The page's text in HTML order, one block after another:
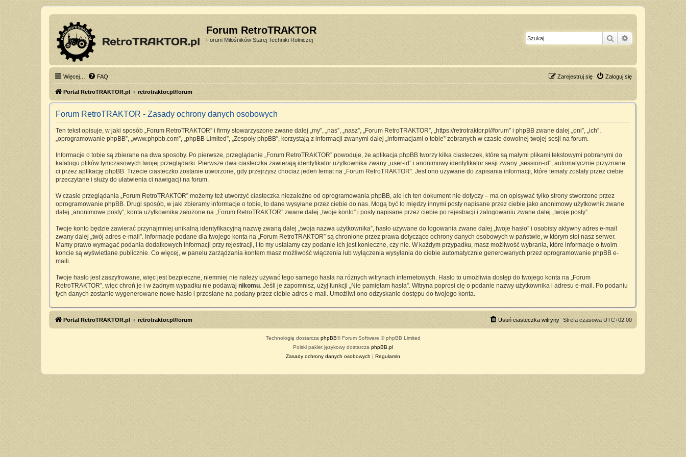
Forum RetroTRAKTOR
Forum Miłośników Starej Techniki Rolniczej Szukaj
Więcej… FAQ Zaloguj się
Zarejestruj się
Portal RetroTRAKTOR.pl retrotraktor.pl/forum
Forum RetroTRAKTOR - Zasady ochrony danych osobowych
Ten tekst opisuje, w jaki sposób „Forum RetroTRAKTOR” i firmy stowarzyszone zwane dalej „my”, „nas”, „nasz”, „Forum RetroTRAKTOR”, „https://retrotraktor.pl//forum” i phpBB zwane dalej „oni”, „ich”,
„oprogramowanie phpBB”, „www.phpbb.com”, „phpBB Limited”, „Zespoły phpBB”, korzystają z informacji zwanymi dalej „informacjami o tobie” zebranych w czasie dowolnej twojej sesji na forum.
Informacje o tobie są zbierane na dwa sposoby. Po pierwsze, przeglądanie „Forum RetroTRAKTOR” powoduje, że aplikacja phpBB tworzy kilka ciasteczek, które są małymi plikami tekstowymi pobranymi do
katalogu plików tymczasowych twojej przeglądarki. Pierwsze dwa ciasteczka zawierają identyfikator użytkownika zwany „user-id” i anonimowy identyfikator sesji zwany „session-id”, automatycznie przyznane
ci przez aplikację phpBB. Trzecie ciasteczko zostanie utworzone, gdy przejrzysz chociaż jeden temat na „Forum RetroTRAKTOR”. Jest ono używane do zapisania informacji, które tematy zostały przez ciebie
przeczytane i służy do ułatwienia ci nawigacji na forum.
W czasie przeglądania „Forum RetroTRAKTOR” możemy też utworzyć ciasteczka niezależne od oprogramowania phpBB, ale ich ten dokument nie dotyczy – ma on opisywać tylko strony stworzone przez
oprogramowanie phpBB. Drugi sposób, w jaki zbieramy informacje o tobie, to dane wysyłane przez ciebie do nas. Mogą być to między innymi posty napisane przez ciebie jako anonimowy użytkownik zwane
dalej „anonimowe posty”, konta użytkownika założone na „Forum RetroTRAKTOR” zwane dalej „twoje konto” i posty napisane przez ciebie po rejestracji i zalogowaniu zwane dalej „twoje posty”.
Twoje konto będzie zawierać przynajmniej unikalną identyfikacyjną nazwę zwaną dalej „twoja nazwa użytkownika”, hasło używane do logowania zwane dalej „twoje hasło” i osobisty aktywny adres e-mail
zwany dalej „twój adres e-mail”. Informacje podane dla twojego konta na „Forum RetroTRAKTOR” są chronione przez prawa dotyczące ochrony danych osobowych w państwie, w którym stoi nasz serwer.
Mamy prawo wymagać podania dodatkowych informacji przy rejestracji, i to my ustalamy czy podanie ich jest konieczne, czy nie. W każdym przypadku, masz możliwość wybrania, które informacje o twoim
koncie są wyświetlane publicznie. Co więcej, w panelu zarządzania kontem masz możliwość włączenia lub wyłączenia wysyłania do ciebie automatycznie generowanych przez oprogramowanie phpBB e-
maili.
Twoje hasło jest zaszyfrowane, więc jest bezpieczne, niemniej nie należy używać tego samego hasła na różnych witrynach internetowych. Hasło to umożliwia dostęp do twojego konta na „Forum
RetroTRAKTOR”, więc chroń je i w żadnym wypadku nie podawaj nikomu. Jeśli je zapomnisz, użyj funkcji „Nie pamiętam hasła”. Witryna poprosi cię o podanie nazwy użytkownika i adresu e-mail. Po podaniu
tych danych zostanie wygenerowane nowe hasło i przesłane na podany przez ciebie adres e-mail. Umożliwi ono odzyskanie dostępu do twojego konta.
Portal RetroTRAKTOR.pl retrotraktor.pl/forum Strefa czasowa UTC+02:00
Usuń ciasteczka witryny
Technologię dostarcza phpBB® Forum Software © phpBB Limited
Polski pakiet językowy dostarcza phpBB.pl
Zasady ochrony danych osobowych | Regulamin